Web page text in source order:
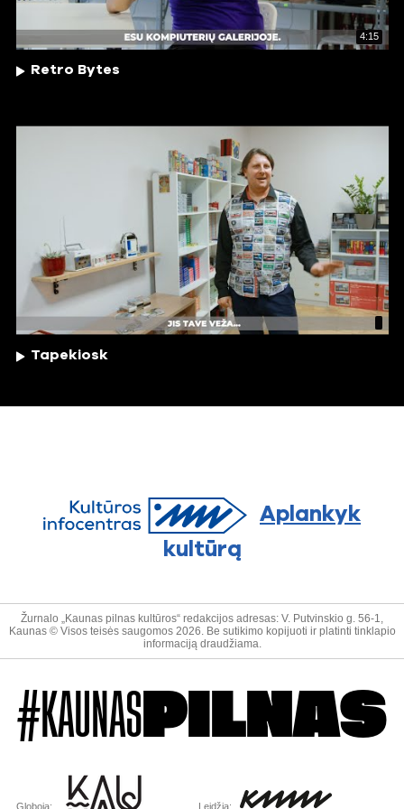
4:15
Retro Bytes
Tapekiosk
Aplankyk
kultūrą
Žurnalo „Kaunas pilnas kultūros“ redakcijos adresas: V. Putvinskio g. 56-1,
Kaunas © Visos teisės saugomos 2026. Be sutikimo kopijuoti ir platinti tinklapio
informaciją draudžiama.
#KAUNAS PILNAS
Globoja: Leidžia: